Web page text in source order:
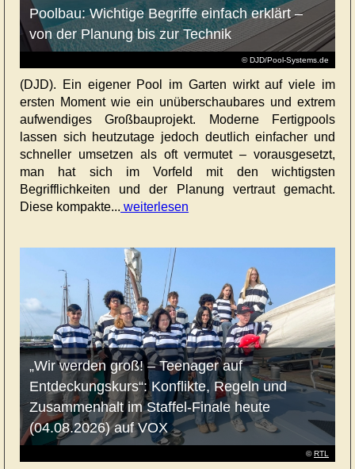
© DJD/Pool-Systems.de
Poolbau: Wichtige Begriffe einfach erklärt –
von der Planung bis zur Technik
(DJD). Ein eigener Pool im Garten wirkt auf viele im
ersten Moment wie ein unüberschaubares und extrem
aufwendiges Großbauprojekt. Moderne Fertigpools
lassen sich heutzutage jedoch deutlich einfacher und
schneller umsetzen als oft vermutet – vorausgesetzt,
man hat sich im Vorfeld mit den wichtigsten
Begrifflichkeiten und der Planung vertraut gemacht.
Diese kompakte... weiterlesen
©RTL
„Wir werden groß! – Teenager auf
Entdeckungskurs“: Konflikte, Regeln und
Zusammenhalt im Staffel-Finale heute
(04.08.2026) auf VOX